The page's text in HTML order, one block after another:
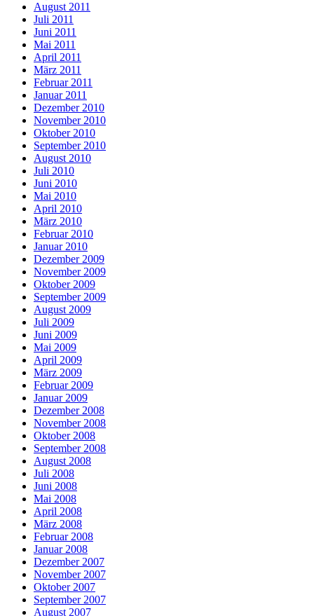
August 2011
Juli 2011
Juni 2011
Mai 2011
April 2011
März 2011
Februar 2011
Januar 2011
Dezember 2010
November 2010
Oktober 2010
September 2010
August 2010
Juli 2010
Juni 2010
Mai 2010
April 2010
März 2010
Februar 2010
Januar 2010
Dezember 2009
November 2009
Oktober 2009
September 2009
August 2009
Juli 2009
Juni 2009
Mai 2009
April 2009
März 2009
Februar 2009
Januar 2009
Dezember 2008
November 2008
Oktober 2008
September 2008
August 2008
Juli 2008
Juni 2008
Mai 2008
April 2008
März 2008
Februar 2008
Januar 2008
Dezember 2007
November 2007
Oktober 2007
September 2007
August 2007